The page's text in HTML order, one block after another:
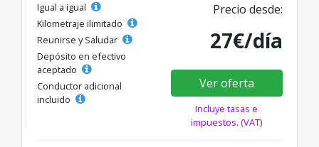
Igual a igual
Kilometraje ilimitado
Reunirse y Saludar
Depósito en efectivo
aceptado
Conductor adicional
incluido
Precio desde:
27€/día
Ver oferta
Incluye tasas e
impuestos. (VAT)